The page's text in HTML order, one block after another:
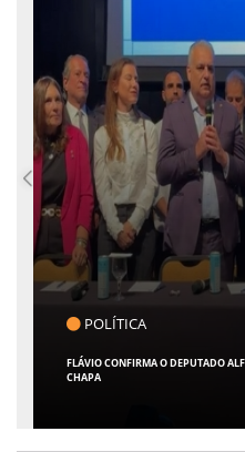
POLÍTICA
FLÁVIO CONFIRMA O DEPUTADO
CHAPA